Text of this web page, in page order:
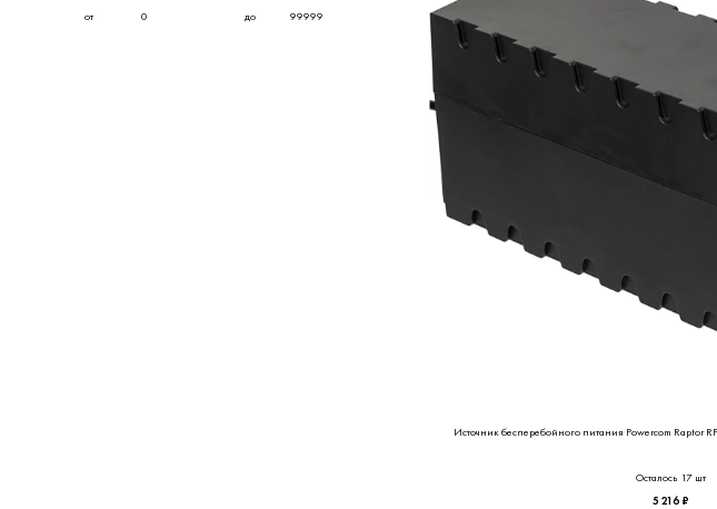
от до
Источник бесперебойного питания Powercom Raptor
Осталось 17 шт
5 216 ₽